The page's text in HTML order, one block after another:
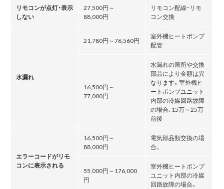
リモコンが点灯・表示
しない
27,500円～
88,000円
リモコン配線・リモ
コン交換
水漏れ
21,780円～76,560円
室外機ヒートポンプ
配管
16,500円～
77,000円
水漏れの箇所や交換
部品により金額は異
なります。室外機ヒ
ートポンプユニット
内部の冷媒回路故障
の場合､15万～25万
前後
エラーコードがリモ
コンに表示される
16,500円～
88,000円
電気部品類交換の場
合。
55,000円～176,000
円
室外機ヒートポンプ
ユニット内部の冷媒
回路故障の場合。